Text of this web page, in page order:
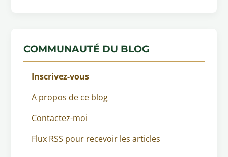
COMMUNAUTÉ DU BLOG
Inscrivez-vous
A propos de ce blog
Contactez-moi
Flux RSS pour recevoir les articles